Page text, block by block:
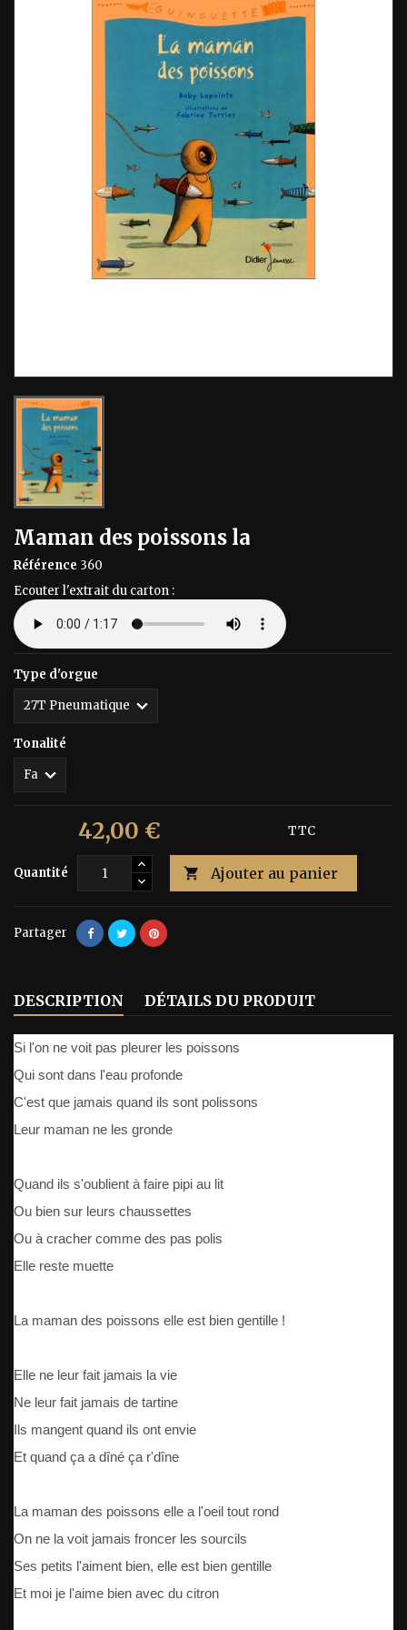
Maman des poissons la
Référence 360
Ecouter l'extrait du carton :
Type d'orgue
Tonalité
42,00 € TTC
Quantité  Ajouter au panier
Partager
DESCRIPTION DÉTAILS DU PRODUIT
Si l'on ne voit pas pleurer les poissons
Qui sont dans l'eau profonde
C'est que jamais quand ils sont polissons
Leur maman ne les gronde
Quand ils s'oublient à faire pipi au lit
Ou bien sur leurs chaussettes
Ou à cracher comme des pas polis
Elle reste muette
La maman des poissons elle est bien gentille !
Elle ne leur fait jamais la vie
Ne leur fait jamais de tartine
Ils mangent quand ils ont envie
Et quand ça a dîné ça r'dîne
La maman des poissons elle a l'oeil tout rond
On ne la voit jamais froncer les sourcils
Ses petits l'aiment bien, elle est bien gentille
Et moi je l'aime bien avec du citron